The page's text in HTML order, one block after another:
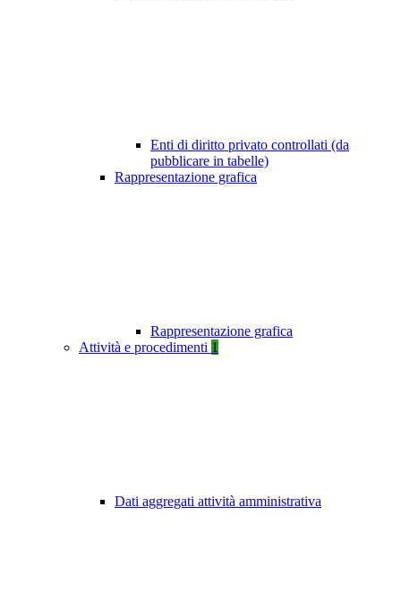
Enti di diritto privato controllati (da
pubblicare in tabelle)
Rappresentazione grafica
Rappresentazione grafica
Attività e procedimenti 1
Dati aggregati attività amministrativa